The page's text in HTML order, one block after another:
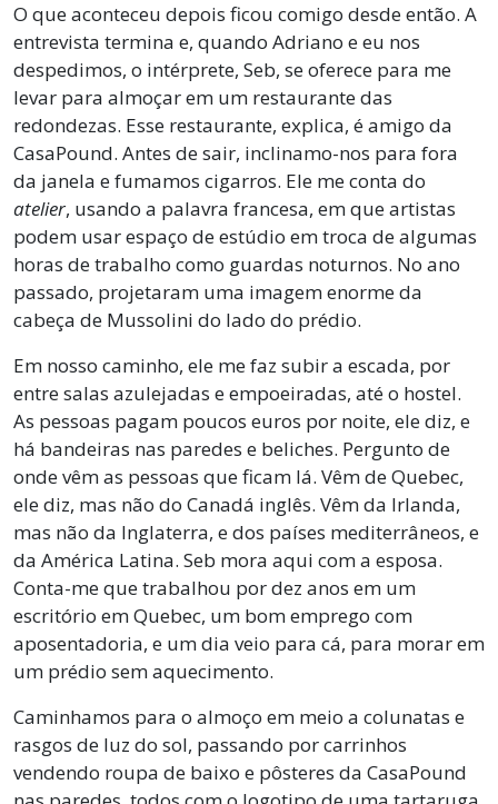
O que aconteceu depois ficou comigo desde então. A
entrevista termina e, quando Adriano e eu nos
despedimos, o intérprete, Seb, se oferece para me
levar para almoçar em um restaurante das
redondezas. Esse restaurante, explica, é amigo da
CasaPound. Antes de sair, inclinamo-nos para fora
da janela e fumamos cigarros. Ele me conta do
atelier, usando a palavra francesa, em que artistas
podem usar espaço de estúdio em troca de algumas
horas de trabalho como guardas noturnos. No ano
passado, projetaram uma imagem enorme da
cabeça de Mussolini do lado do prédio.
Em nosso caminho, ele me faz subir a escada, por
entre salas azulejadas e empoeiradas, até o hostel.
As pessoas pagam poucos euros por noite, ele diz, e
há bandeiras nas paredes e beliches. Pergunto de
onde vêm as pessoas que ficam lá. Vêm de Quebec,
ele diz, mas não do Canadá inglês. Vêm da Irlanda,
mas não da Inglaterra, e dos países mediterrâneos, e
da América Latina. Seb mora aqui com a esposa.
Conta-me que trabalhou por dez anos em um
escritório em Quebec, um bom emprego com
aposentadoria, e um dia veio para cá, para morar em
um prédio sem aquecimento.
Caminhamos para o almoço em meio a colunatas e
rasgos de luz do sol, passando por carrinhos
vendendo roupa de baixo e pôsteres da CasaPound